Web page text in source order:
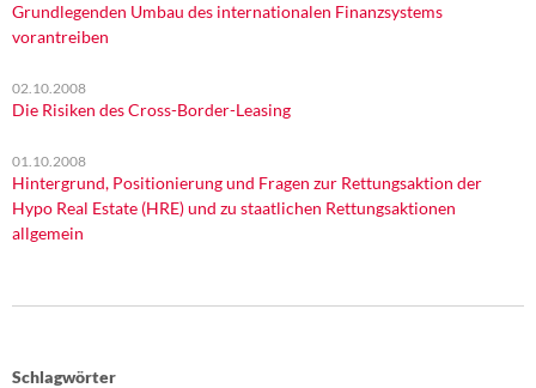
Grundlegenden Umbau des internationalen Finanzsystems
vorantreiben
02.10.2008
Die Risiken des Cross-Border-Leasing
01.10.2008
Hintergrund, Positionierung und Fragen zur Rettungsaktion der
Hypo Real Estate (HRE) und zu staatlichen Rettungsaktionen
allgemein
Schlagwörter